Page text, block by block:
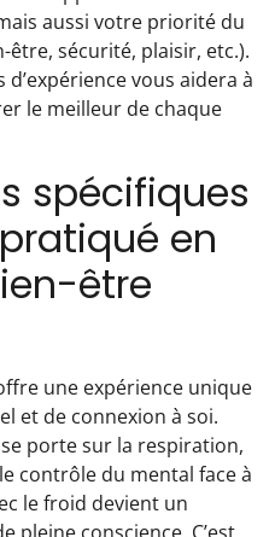
aussi votre priorité du
sécurité, plaisir, etc.).
vous aidera à
le meilleur de chaque
spécifiques
en
être
une expérience unique
et de connexion à soi.
porte sur la respiration,
contrôle du mental face à
le froid devient un
pleine conscience. C’est